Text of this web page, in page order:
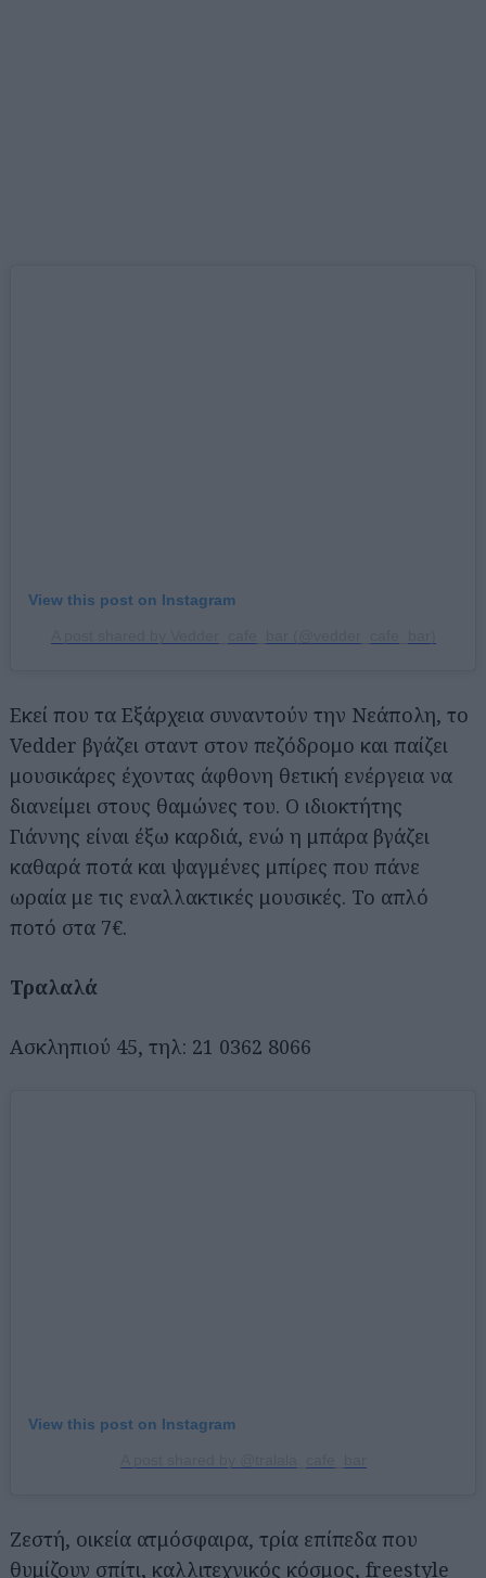
View this post on Instagram
Εκεί που τα Εξάρχεια συναντούν την Νεάπολη, το
Vedder βγάζει σταντ στον πεζόδρομο και παίζει
μουσικάρες έχοντας άφθονη θετική ενέργεια να
διανείμει στους θαμώνες του. Ο ιδιοκτήτης
Γιάννης είναι έξω καρδιά, ενώ η μπάρα βγάζει
καθαρά ποτά και ψαγμένες μπίρες που πάνε
ωραία με τις εναλλακτικές μουσικές. Το απλό
ποτό στα 7€.
Τραλαλά
Ασκληπιού 45, τηλ: 21 0362 8066
View this post on Instagram
Ζεστή, οικεία ατμόσφαιρα, τρία επίπεδα που
θυμίζουν σπίτι, καλλιτεχνικός κόσμος, freestyle